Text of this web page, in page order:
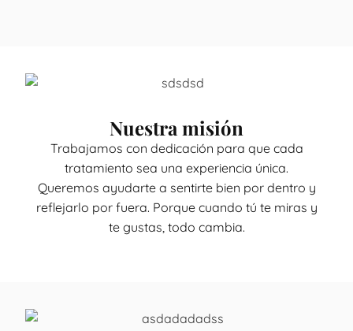
Nuestra misión
Trabajamos con dedicación para que cada
tratamiento sea una experiencia única.
Queremos ayudarte a sentirte bien por dentro y
reflejarlo por fuera. Porque cuando tú te miras y
te gustas, todo cambia.